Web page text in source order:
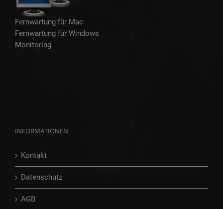
Fernwartung für Mac
Fernwartung für Windows
Monitoring
INFORMATIONEN
Kontakt
Datenschutz
AGB